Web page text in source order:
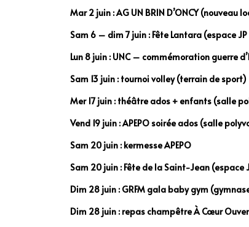
Mar 2 juin : AG UN BRIN D’ONCY (nouveau
Sam 6 – dim 7 juin : Fête Lantara (espace
Lun 8 juin : UNC – commémoration guerre
Sam 13 juin : tournoi volley (terrain de sport)
Mer 17 juin : théâtre ados + enfants (salle
Vend 19 juin : APEPO soirée ados (salle
Sam 20 juin : kermesse APEPO
Sam 20 juin : Fête de la Saint-Jean (espace
Dim 28 juin : GRFM gala baby gym
Dim 28 juin : repas champêtre À Cœur